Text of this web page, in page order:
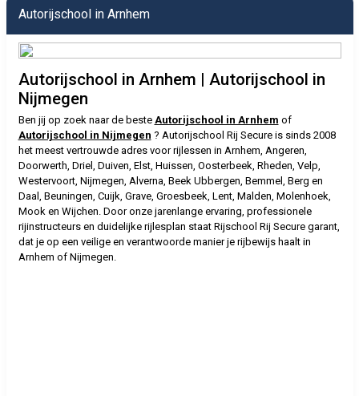
Autorijschool in Arnhem
Autorijschool in Arnhem | Autorijschool in
Nijmegen
Ben jij op zoek naar de beste Autorijschool in Arnhem of
Autorijschool in Nijmegen ? Autorijschool Rij Secure is sinds 2008
het meest vertrouwde adres voor rijlessen in Arnhem, Angeren,
Doorwerth, Driel, Duiven, Elst, Huissen, Oosterbeek, Rheden, Velp,
Westervoort, Nijmegen, Alverna, Beek Ubbergen, Bemmel, Berg en
Daal, Beuningen, Cuijk, Grave, Groesbeek, Lent, Malden, Molenhoek,
Mook en Wijchen. Door onze jarenlange ervaring, professionele
rijinstructeurs en duidelijke rijlesplan staat Rijschool Rij Secure garant,
dat je op een veilige en verantwoorde manier je rijbewijs haalt in
Arnhem of Nijmegen.